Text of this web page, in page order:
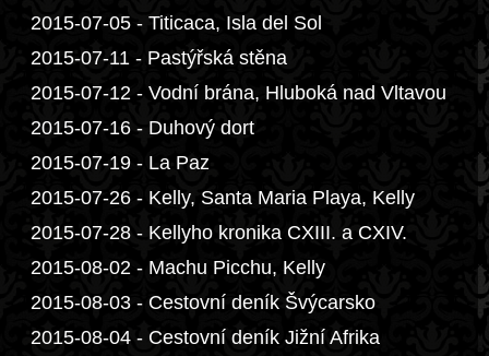
2015-07-05 - Titicaca, Isla del Sol
2015-07-11 - Pastýřská stěna
2015-07-12 - Vodní brána, Hluboká nad Vltavou
2015-07-16 - Duhový dort
2015-07-19 - La Paz
2015-07-26 - Kelly, Santa Maria Playa, Kelly
2015-07-28 - Kellyho kronika CXIII. a CXIV.
2015-08-02 - Machu Picchu, Kelly
2015-08-03 - Cestovní deník Švýcarsko
2015-08-04 - Cestovní deník Jižní Afrika